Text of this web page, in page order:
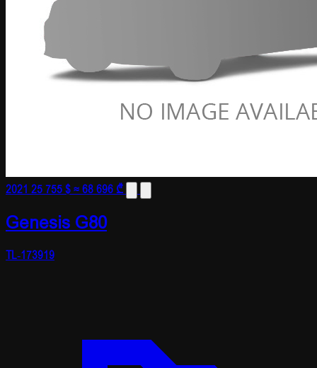
2021 25 755 $≈ 68 696 ₾
Genesis G80
TL-173919